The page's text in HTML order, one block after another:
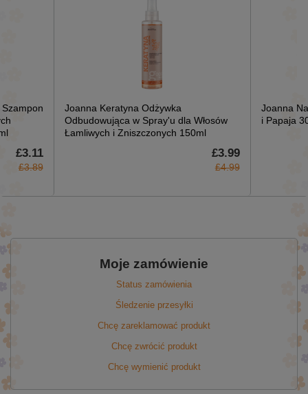
£3.11
£3.89
Joanna Keratyna Odżywka
Odbudowująca w Spray'u dla Włosów
Łamliwych i Zniszczonych 150ml
£3.99
£4.99
Joanna
i Papaja
Moje zamówienie
Status zamówienia
Śledzenie przesyłki
Chcę zareklamować produkt
Chcę zwrócić produkt
Chcę wymienić produkt